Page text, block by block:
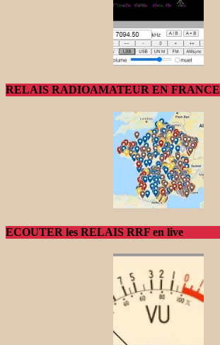
RELAIS RADIOAMATEUR EN FRANCE
ECOUTER les RELAIS RRF en live